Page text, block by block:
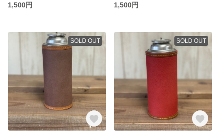
1,500円
1,500円
SOLD OUT SOLD OUT